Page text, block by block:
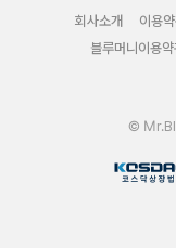
회사소개 이용
블루머니이용약
©